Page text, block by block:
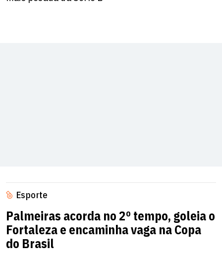
Esporte
Palmeiras acorda no 2º tempo, goleia o
Fortaleza e encaminha vaga na Copa
do Brasil